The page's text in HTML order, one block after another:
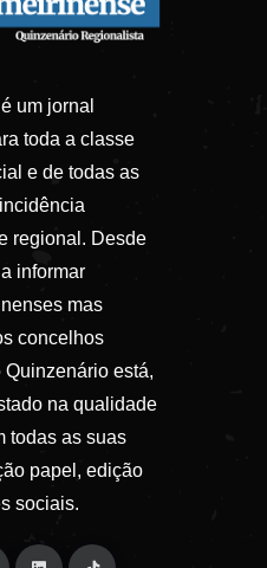
um jornal
toda a classe
e de todas as
regional. Desde
informar
mas
concelhos
está,
na qualidade
todas as suas
papel, edição
sociais.